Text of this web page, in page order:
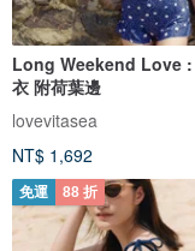
Long Weekend Love :
衣 附荷葉邊
lovevitasea
NT$ 1,692
免運 88 折